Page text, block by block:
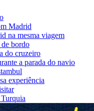
Madrid
na mesma viagem
bordo
do cruzeiro
a parada do navio
experiência